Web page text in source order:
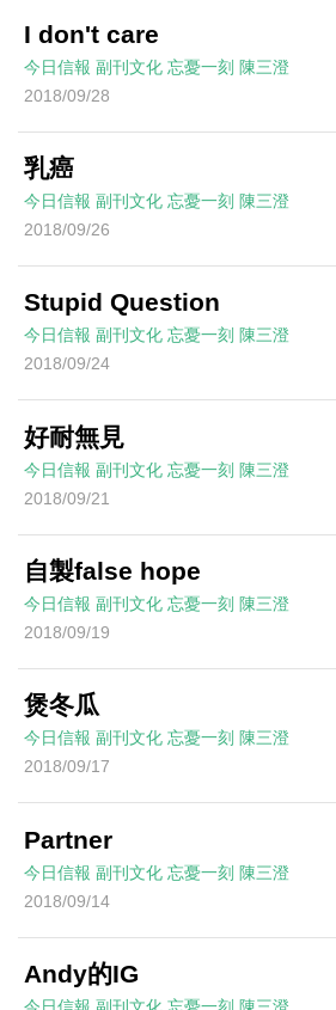
I don't care
今日信報 副刊文化 忘憂一刻 陳三澄
2018/09/28
乳癌
今日信報 副刊文化 忘憂一刻 陳三澄
2018/09/26
Stupid Question
今日信報 副刊文化 忘憂一刻 陳三澄
2018/09/24
好耐無見
今日信報 副刊文化 忘憂一刻 陳三澄
2018/09/21
自製false hope
今日信報 副刊文化 忘憂一刻 陳三澄
2018/09/19
煲冬瓜
今日信報 副刊文化 忘憂一刻 陳三澄
2018/09/17
Partner
今日信報 副刊文化 忘憂一刻 陳三澄
2018/09/14
Andy的IG